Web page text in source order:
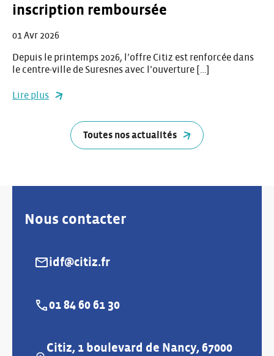
inscription remboursée
01 Avr 2026
Depuis le printemps 2026, l’offre Citiz est renforcée dans
le centre-ville de Suresnes avec l’ouverture […]
Lire plus
Toutes nos actualités
Nous contacter
E-mail :idf@citiz.fr
Téléphone :
01 84 60 61 30
Citiz, 1 boulevard de Nancy, 67000